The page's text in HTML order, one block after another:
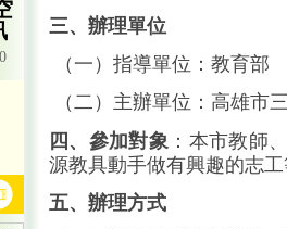
三、辦理單位
（一）指導單位：教育部
（二）主辦單位：高雄市
四、 參加對象 ：本市教師
源教具動手做有興趣的志
五、辦理方式